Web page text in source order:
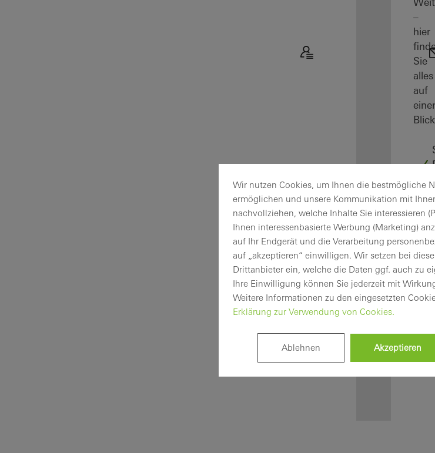
–
hier
Sie
alles
auf
Wir nutzen Cookies, um Ihnen die bestmögliche
ermöglichen und unsere Kommunikation mit
nachvollziehen, welche Inhalte Sie interessieren
Ihnen interessenbasierte Werbung (Marketing)
auf Ihr Endgerät und die Verarbeitung
auf „akzeptieren“ einwilligen. Wir setzen bei
Drittanbieter ein, welche die Daten ggf. auch zu
Ihre Einwilligung können Sie jederzeit mit
Weitere Informationen zu den eingesetzten
Erklärung zur Verwendung von Cookies.
Ablehnen Akzeptieren